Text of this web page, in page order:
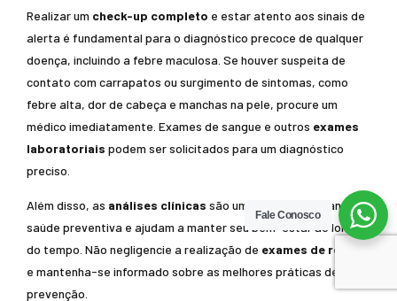
Realizar um check-up completo e estar atento aos sinais de
alerta é fundamental para o diagnóstico precoce de qualquer
doença, incluindo a febre maculosa. Se houver suspeita de
contato com carrapatos ou surgimento de sintomas, como
febre alta, dor de cabeça e manchas na pele, procure um
médico imediatamente. Exames de sangue e outros exames
laboratoriais podem ser solicitados para um diagnóstico
preciso.
Além disso, as análises clínicas são uma parte importante da
saúde preventiva e ajudam a manter seu bem-estar ao longo
do tempo. Não negligencie a realização de exames de rotina
e mantenha-se informado sobre as melhores práticas de
prevenção.
Fale Conosco